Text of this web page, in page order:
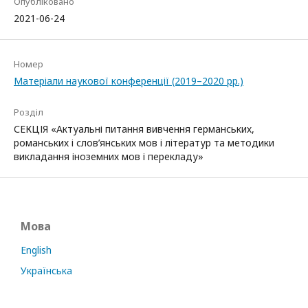
2021-06-24
Номер
Матеріали наукової конференції (2019–2020 рр.)
Розділ
СЕКЦІЯ «Актуальні питання вивчення германських,
романських і слов’янських мов і літератур та методики
викладання іноземних мов і перекладу»
Мова
English
Українська